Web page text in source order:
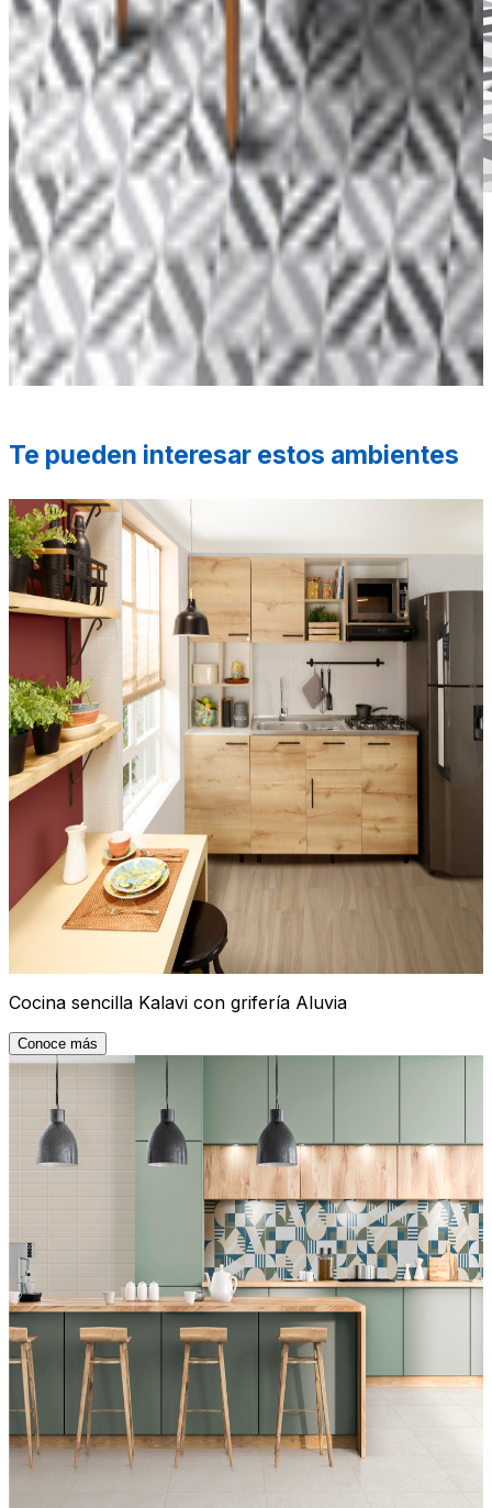
*Las fotografías de productos y ambientes son
ilustrativas, algunos atributos de color y textura pueden
variar de acuerdo a la resolución de tu pantalla y diferir
de la realidad. Los elementos de ambientación no se
incluyen en la compra.
Te pueden interesar estos ambientes
Cocina sencilla Kalavi con grifería Aluvia
Conoce más